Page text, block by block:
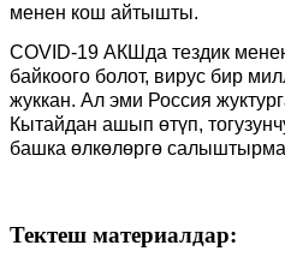
менен кош айтышты.
COVID-19 АКШда тездик
байкоого болот, вирус бир
жуккан. Ал эми Россия
Кытайдан ашып өтүп,
башка өлкөлөргө
Тектеш материалдар: